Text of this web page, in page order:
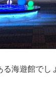
海遊館でし